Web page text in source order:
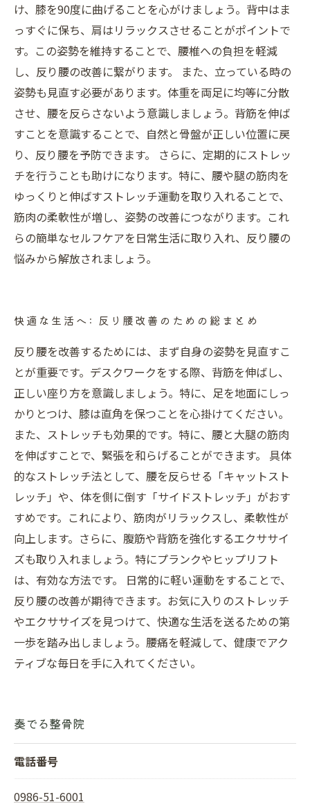
け、膝を90度に曲げることを心がけましょう。背中はま
っすぐに保ち、肩はリラックスさせることがポイントで
す。この姿勢を維持することで、腰椎への負担を軽減
し、反り腰の改善に繋がります。 また、立っている時の
姿勢も見直す必要があります。体重を両足に均等に分散
させ、腰を反らさないよう意識しましょう。背筋を伸ば
すことを意識することで、自然と骨盤が正しい位置に戻
り、反り腰を予防できます。 さらに、定期的にストレッ
チを行うことも助けになります。特に、腰や腿の筋肉を
ゆっくりと伸ばすストレッチ運動を取り入れることで、
筋肉の柔軟性が増し、姿勢の改善につながります。これ
らの簡単なセルフケアを日常生活に取り入れ、反り腰の
悩みから解放されましょう。
快適な生活へ: 反り腰改善のための総まとめ
反り腰を改善するためには、まず自身の姿勢を見直すこ
とが重要です。デスクワークをする際、背筋を伸ばし、
正しい座り方を意識しましょう。特に、足を地面にしっ
かりとつけ、膝は直角を保つことを心掛けてください。
また、ストレッチも効果的です。特に、腰と大腿の筋肉
を伸ばすことで、緊張を和らげることができます。 具体
的なストレッチ法として、腰を反らせる「キャットスト
レッチ」や、体を側に倒す「サイドストレッチ」がおす
すめです。これにより、筋肉がリラックスし、柔軟性が
向上します。さらに、腹筋や背筋を強化するエクササイ
ズも取り入れましょう。特にプランクやヒップリフト
は、有効な方法です。 日常的に軽い運動をすることで、
反り腰の改善が期待できます。お気に入りのストレッチ
やエクササイズを見つけて、快適な生活を送るための第
一歩を踏み出しましょう。腰痛を軽減して、健康でアク
ティブな毎日を手に入れてください。
奏でる整骨院
電話番号
0986-51-6001